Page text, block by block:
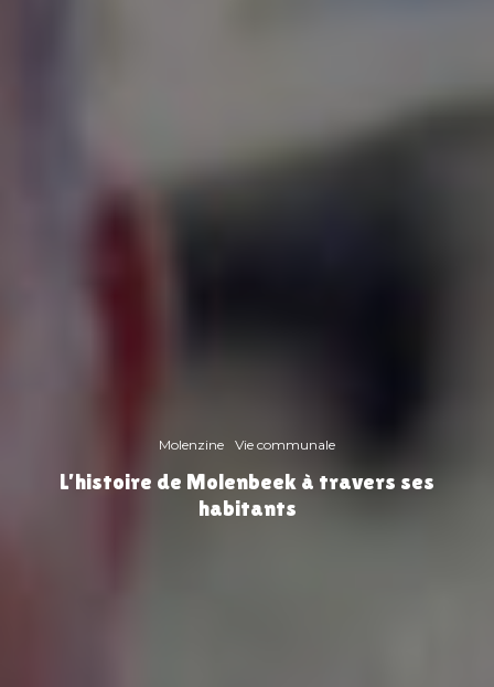
Molenzine Vie communale
L’histoire de Molenbeek à travers ses
habitants